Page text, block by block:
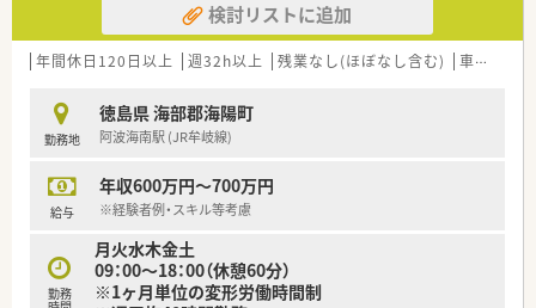
【法人特徴について】
■徳島県海部郡にて1店舗を運営しており、開設15年目を迎える
地域密着型の法人として安定経営を続けています。
域の健康を服薬面から支えることを目指します。
■在宅医療にも非常に積極的で、年間250件ほどの訪問実績を誇
り、多職種との連携も深めている組織です。
【求人情報について】
■年収は650万円から700万円の高水準な提示となっており、こ
■遠方からの赴任を希望される方には家賃の半額負担もござい
ます。
■完全週休2日制で勤務時間は9時から17時30分までとなってお
検討リストに追加
年間休日120日以上 週32h以上 残業なし(ほぼなし含む) 車通勤可
勤務地
徳島県 海部郡海陽町
阿波海南駅 (JR牟岐線)
給与
年収600万円～700万円
※経験者例・スキル等考慮
勤務
月火水木金土
09：00～18：00（休憩60分）
※1ヶ月単位の変形労働時間制